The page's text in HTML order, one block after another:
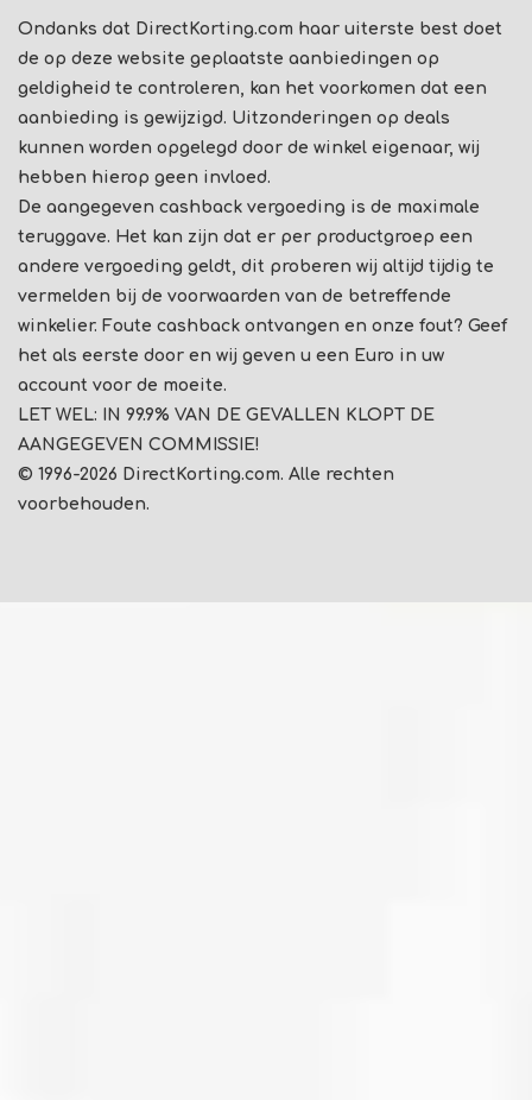
Ondanks dat DirectKorting.com haar uiterste best doet
de op deze website geplaatste aanbiedingen op
geldigheid te controleren, kan het voorkomen dat een
aanbieding is gewijzigd. Uitzonderingen op deals
kunnen worden opgelegd door de winkel eigenaar, wij
hebben hierop geen invloed.
De aangegeven cashback vergoeding is de maximale
teruggave. Het kan zijn dat er per productgroep een
andere vergoeding geldt, dit proberen wij altijd tijdig te
vermelden bij de voorwaarden van de betreffende
winkelier. Foute cashback ontvangen en onze fout? Geef
het als eerste door en wij geven u een Euro in uw
account voor de moeite.
LET WEL: IN 99.9% VAN DE GEVALLEN KLOPT DE
AANGEGEVEN COMMISSIE!
© 1996-2026 DirectKorting.com. Alle rechten
voorbehouden.